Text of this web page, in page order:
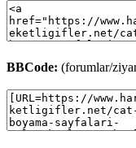
BBCode: (forumlar/